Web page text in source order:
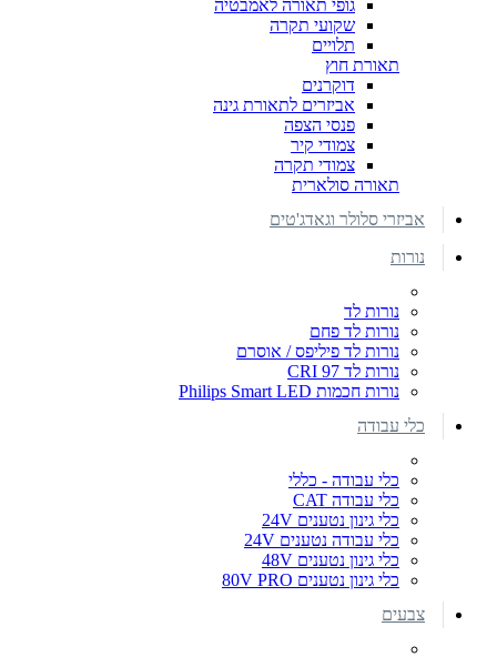
גופי תאורה לאמבטיה
שקועי תקרה
תלויים
תאורת חוץ
דוקרנים
אביזרים לתאורת גינה
פנסי הצפה
צמודי קיר
צמודי תקרה
תאורה סולארית
אביזרי סלולר וגאדג'טים
נורות
נורות לד
נורות לד פחם
נורות לד פיליפס / אוסרם
נורות לד CRI 97
נורות חכמות Philips Smart LED
כלי עבודה
כלי עבודה - כללי
כלי עבודה CAT
כלי גינון נטענים 24V
כלי עבודה נטענים 24V
כלי גינון נטענים 48V
כלי גינון נטענים 80V PRO
צבעים